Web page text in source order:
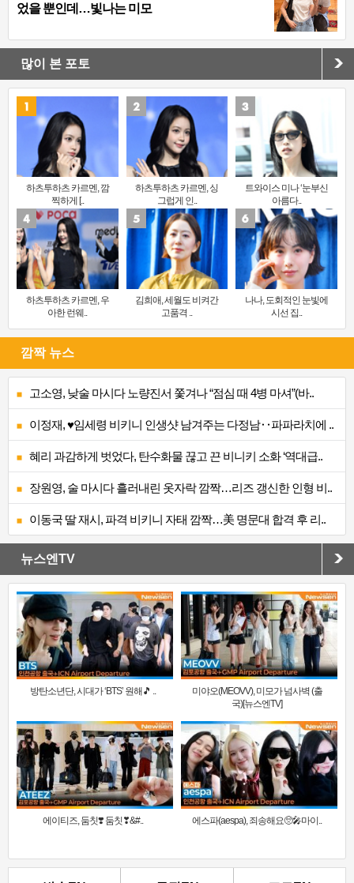
었을 뿐인데…빛나는 미모
많이 본 포토
하츠투하츠 카르멘, 깜
찍하게 [..
하츠투하츠 카르멘, 싱
그럽게 인..
트와이스 미나 ‘눈부신
아름다..
하츠투하츠 카르멘, 우
아한 런웨..
김희애, 세월도 비켜간
고품격 ..
나나, 도회적인 눈빛에
시선 집..
깜짝 뉴스
고소영, 낮술 마시다 노량진서 쫓겨나 “점심 때 4병 마셔”(바..
이정재, ♥임세령 비키니 인생샷 남겨주는 다정남‥파파라치에 ..
혜리 과감하게 벗었다, 탄수화물 끊고 끈 비니키 소화 ‘역대급..
장원영, 술 마시다 흘러내린 옷자락 깜짝…리즈 갱신한 인형 비..
이동국 딸 재시, 파격 비키니 자태 깜짝…美 명문대 합격 후 리..
뉴스엔TV
방탄소년단, 시대가 ‘BTS’ 원해🎵 ..
미야오(MEOVV), 미모가 넘사벽 (출
국)[뉴스엔TV]
에이티즈, 둠칫❣️ 둠칫❣&#.. 에스파(aespa), 죄송해요🥺🎤마이..